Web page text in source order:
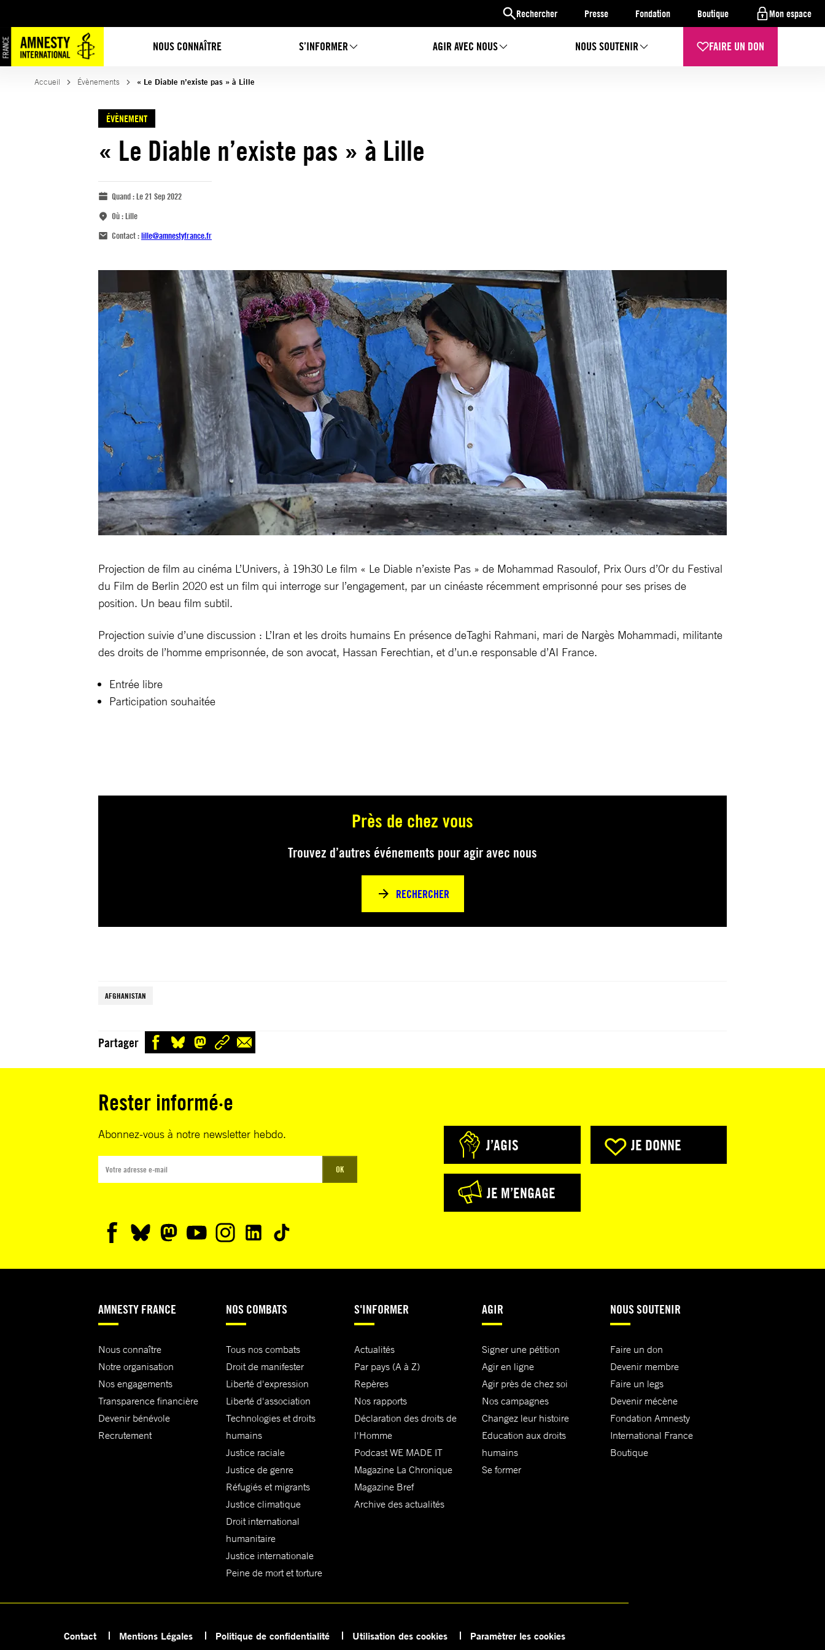
Rechercher Presse Fondation Boutique Mon espace
NOUS CONNAÎTRE S’INFORMER AGIR AVEC NOUS NOUS SOUTENIR FAIRE UN DON
Accueil Évènements « Le Diable n’existe pas » à Lille
ÉVÈNEMENT
« Le Diable n’existe pas » à Lille
Quand :Le 21 Sep 2022
Où :Lille
Contact :lille@amnestyfrance.fr
Projection de film au cinéma L’Univers, à 19h30 Le film « Le Diable n’existe Pas » de Mohammad Rasoulof, Prix Ours d’Or du Festival
du Film de Berlin 2020 est un film qui interroge sur l’engagement, par un cinéaste récemment emprisonné pour ses prises de
position. Un beau film subtil.
Projection suivie d’une discussion : L’Iran et les droits humains En présence deTaghi Rahmani, mari de Nargès Mohammadi, militante
des droits de l’homme emprisonnée, de son avocat, Hassan Ferechtian, et d’un.e responsable d’AI France.
Entrée libre
Participation souhaitée
Près de chez vous
Trouvez d’autres événements pour agir avec nous
RECHERCHER
AFGHANISTAN
Partager
Rester informé·e
Abonnez-vous à notre newsletter hebdo.
OK
J’AGIS JE DONNE
JE M’ENGAGE
AMNESTY FRANCE
Nous connaître
Notre organisation
Nos engagements
Transparence financière
Devenir bénévole
Recrutement
NOS COMBATS
Tous nos combats
Droit de manifester
Liberté d'expression
Liberté d'association
Technologies et droits
humains
Justice raciale
Justice de genre
Réfugiés et migrants
Justice climatique
Droit international
humanitaire
Justice internationale
Peine de mort et torture
S'INFORMER
Actualités
Par pays (A à Z)
Repères
Nos rapports
Déclaration des droits de
l'Homme
Podcast WE MADE IT
Magazine La Chronique
Magazine Bref
Archive des actualités
AGIR
Signer une pétition
Agir en ligne
Agir près de chez soi
Nos campagnes
Changez leur histoire
Education aux droits
humains
Se former
NOUS SOUTENIR
Faire un don
Devenir membre
Faire un legs
Devenir mécène
Fondation Amnesty
International France
Boutique
Contact Mentions Légales Politique de confidentialité Utilisation des cookies Paramètrer les cookies